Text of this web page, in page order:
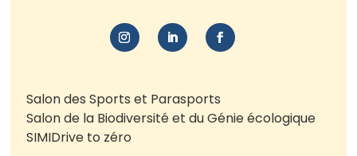
Salon des Sports et Parasports
Salon de la Biodiversité et du Génie écologique
SIMIDrive to zéro